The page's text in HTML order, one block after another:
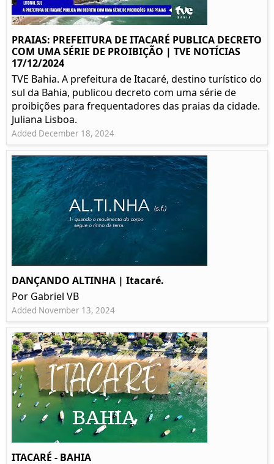
PRAIAS: PREFEITURA DE ITACARÉ PUBLICA DECRETO
COM UMA SÉRIE DE PROIBIÇÃO | TVE NOTÍCIAS
17/12/2024
TVE Bahia. A prefeitura de Itacaré, destino turístico do
sul da Bahia, publicou decreto com uma série de
proibições para frequentadores das praias da cidade.
Juliana Lisboa.
Added December 18, 2024
DANÇANDO ALTINHA | Itacaré.
Por Gabriel VB
Added November 13, 2024
ITACARÉ - BAHIA